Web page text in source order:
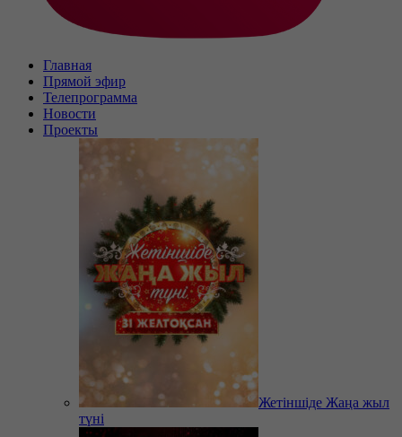
Главная
Прямой эфир
Телепрограмма
Новости
Проекты
Жетіншіде Жаңа жыл
түні